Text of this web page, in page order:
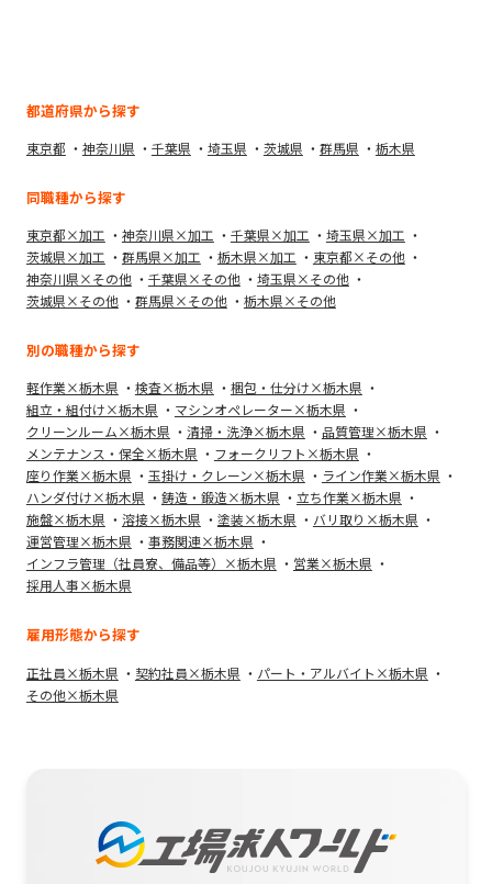
都道府県から探す
東京都 神奈川県 千葉県 埼玉県 茨城県 群馬県 栃木県
同職種から探す
東京都×加工 神奈川県×加工 千葉県×加工
埼玉県×加工
茨城県×加工
群馬県×加工 栃木県×加工
東京都×その他
神奈川県×その他
千葉県×その他
埼玉県×その他
茨城県×その他
群馬県×その他 栃木県×その他
別の職種から探す
軽作業×栃木県 検査×栃木県
梱包・仕分け×栃木県
組立・組付け×栃木県
マシンオペレーター×栃木県
クリーンルーム×栃木県
清掃・洗浄×栃木県
品質管理×栃木県
メンテナンス・保全×栃木県
フォークリフト×栃木県
座り作業×栃木県
玉掛け・クレーン×栃木県
ライン作業×栃木県
ハンダ付け×栃木県
鋳造・鍛造×栃木県
立ち作業×栃木県
施盤×栃木県
溶接×栃木県 塗装×栃木県
バリ取り×栃木県
運営管理×栃木県
事務関連×栃木県
インフラ管理（社員寮、備品等）×栃木県
営業×栃木県
採用人事×栃木県
雇用形態から探す
正社員×栃木県 契約社員×栃木県
パート・アルバイト×栃木県
その他×栃木県